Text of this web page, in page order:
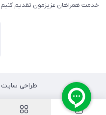
خدمت همراهان عزیزمون تقدیم کنیم
طراحی